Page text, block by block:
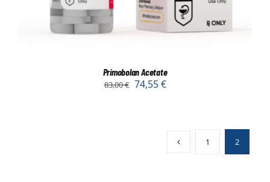
Primobolan Acetate
83,00€ 74,55€
1 2